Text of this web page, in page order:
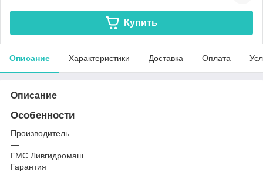
Купить
Описание Характеристики Доставка Оплата
Описание
Особенности
Производитель
—
ГМС Ливгидромаш
Гарантия